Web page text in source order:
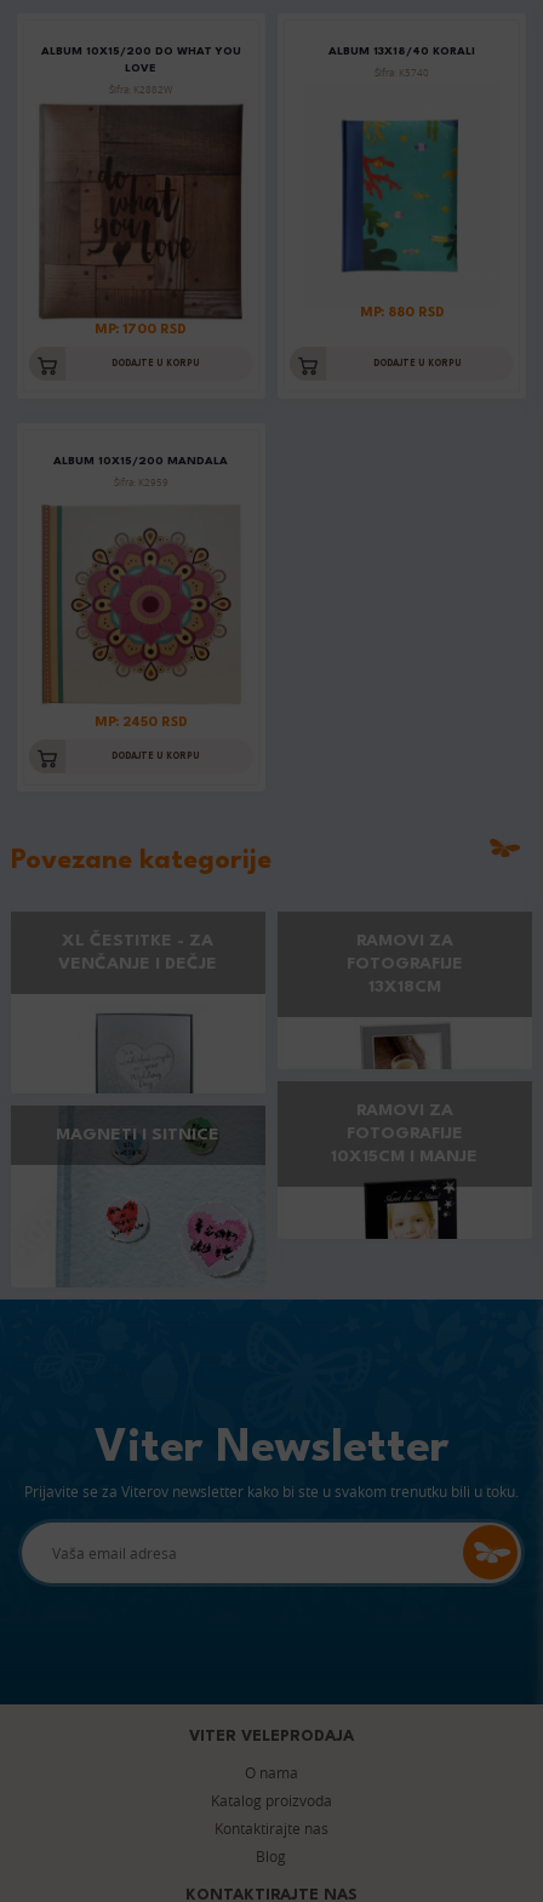
ALBUM 10X15/200 DO WHAT YOU
LOVE
Šifra: K2882W
MP: 1700 RSD
DODAJTE U KORPU
ALBUM 13X18/40 KORALI
Šifra: K5740
MP: 880 RSD
DODAJTE U KORPU
ALBUM 10X15/200 MANDALA
Šifra: K2959
MP: 2450 RSD
DODAJTE U KORPU
Povezane kategorije
XL ČESTITKE - ZA
VENČANJE I DEČJE
RAMOVI ZA
FOTOGRAFIJE
13X18CM
MAGNETI I SITNICE
RAMOVI ZA
FOTOGRAFIJE
10X15CM I MANJE
Viter Newsletter
Prijavite se za Viterov newsletter kako bi ste u svakom trenutku bili u toku.
VITER VELEPRODAJA
O nama
Katalog proizvoda
Kontaktirajte nas
Blog
KONTAKTIRAJTE NAS